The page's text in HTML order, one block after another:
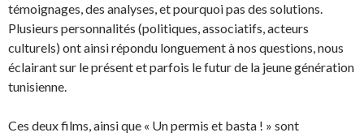
témoignages, des analyses, et pourquoi pas des solutions.
Plusieurs personnalités (politiques, associatifs, acteurs
culturels) ont ainsi répondu longuement à nos questions, nous
éclairant sur le présent et parfois le futur de la jeune génération
tunisienne.
Ces deux films, ainsi que « Un permis et basta ! » sont